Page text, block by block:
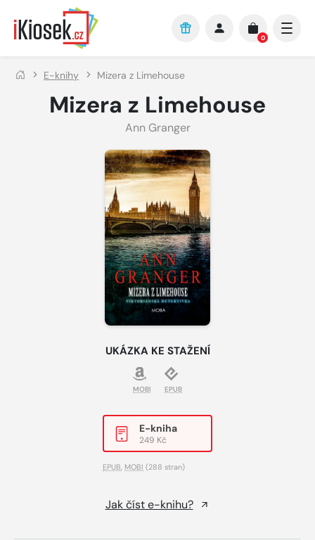
Přejít na hlavní obsah
0
E-knihy Mizera z Limehouse
Mizera z Limehouse
Ann Granger
UKÁZKA KE STAŽENÍ
MOBI EPUB
E-kniha
249 Kč
EPUB, MOBI (288 stran)
Jak číst e-knihu?